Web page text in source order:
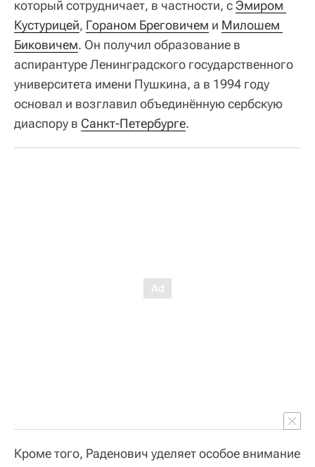
который сотрудничает, в частности, сЭмиром
Кустурицей, Гораном Бреговичем и Милошем
Биковичем. Он получил образование в
аспирантуре Ленинградского государственного
университета имени Пушкина, а в 1994 году
основал и возглавил объединённую сербскую
диаспору в Санкт-Петербурге.
Кроме того, Раденович уделяет особое внимание